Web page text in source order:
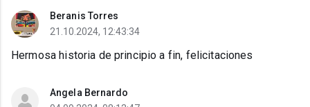
Beranis Torres
21.10.2024, 12:43:34
Hermosa historia de principio a fin, felicitaciones
Angela Bernardo